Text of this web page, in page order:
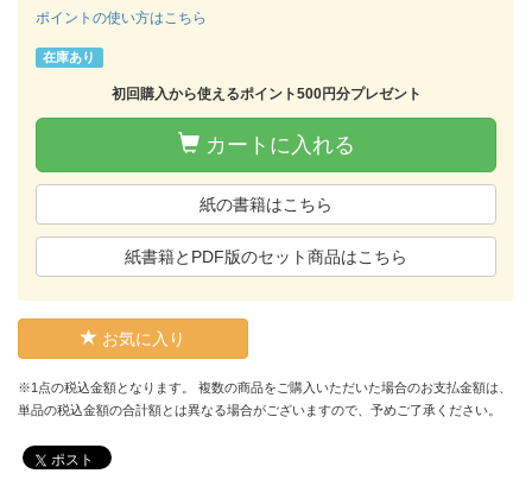
ポイントの使い方はこちら
在庫あり
初回購入から使えるポイント500円分プレゼント
カートに入れる
紙の書籍はこちら
紙書籍とPDF版のセット商品はこちら
お気に入り
※1点の税込金額となります。 複数の商品をご購入いただいた場合のお支払金額は、
単品の税込金額の合計額とは異なる場合がございますので、予めご了承ください。
ポスト